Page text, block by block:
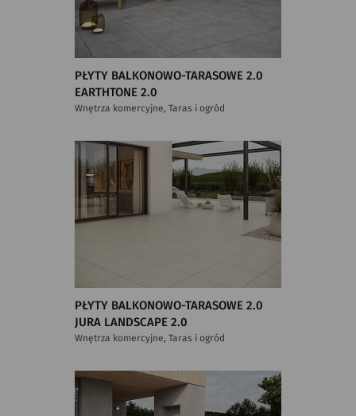
PŁYTY BALKONOWO-TARASOWE 2.0
EARTHTONE 2.0
Wnętrza komercyjne, Taras i ogród
PŁYTY BALKONOWO-TARASOWE 2.0
JURA LANDSCAPE 2.0
Wnętrza komercyjne, Taras i ogród